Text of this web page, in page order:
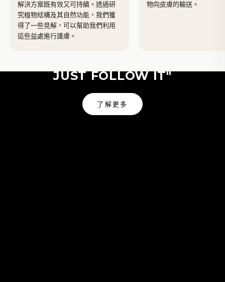
解決方案既有效又可持續。透過研
究植物結構及其自然功能，我們獲
得了一些見解，可以幫助我們利用
這些益處進行護膚。
物向皮膚的輸送。
JUST FOLLOW IT"
了解更多